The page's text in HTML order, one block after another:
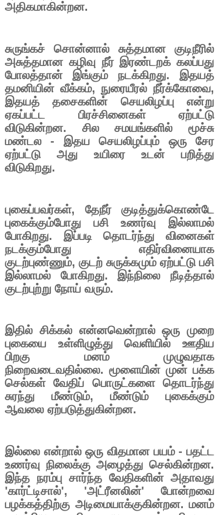
அதிகமாகின்றன.
சுருங்கச் சொன்னால் சுத்தமான குடிநீரில்
அசுத்தமான கழிவு நீர் இரண்டறக் கலப்பது
போலத்தான் இங்கும் நடக்கிறது. இதயத்
தமனியின் வீக்கம், நுரையீரல் நீர்க்கோவை,
இதயத் தசைகளின் செயலிழப்பு என்று
ஏகப்பட்ட பிரச்சினைகள் ஏற்பட்டு
விடுகின்றன. சில சமயங்களில் மூச்சு
மண்டல - இதய செயலிழப்பும் ஒரு சேர
ஏற்பட்டு அது உயிரை உடன் பறித்து
விடுகிறது.
புகைப்பவர்கள், தேநீர் குடித்துக்கொண்டே
புகைக்கும்போது பசி உணர்வு இல்லாமல்
போகிறது. இப்படி தொடர்ந்து வினைகள்
நடக்கும்போது எதிர்வினையாக
குடற்புண்ணும், குடற் சுருக்கமும் ஏற்பட்டு பசி
இல்லாமல் போகிறது. இந்நிலை நீடித்தால்
குடற்புற்று நோய் வரும்.
இதில் சிக்கல் என்னவென்றால் ஒரு முறை
புகையை உள்ளிழுத்து வெளியில் ஊதிய
பிறகு மனம் முழுவதாக
நிறைவடைவதில்லை. மூளையின் முன் பக்க
செல்கள் வேதிப் பொருட்களை தொடர்ந்து
சுரந்து மீண்டும், மீண்டும் புகைக்கும்
ஆவலை ஏற்படுத்துகின்றன.
இல்லை என்றால் ஒரு விதமான பயம் - பதட்ட
உணர்வு நிலைக்கு அழைத்து செல்கின்றன.
இந்த நரம்பு சார்ந்த வேதிகளின் அதாவது
'கார்ட்டிசால்', 'அட்ரீனலின்' போன்றவை
பழக்கத்திற்கு அடிமையாக்குகின்றன. மனம்